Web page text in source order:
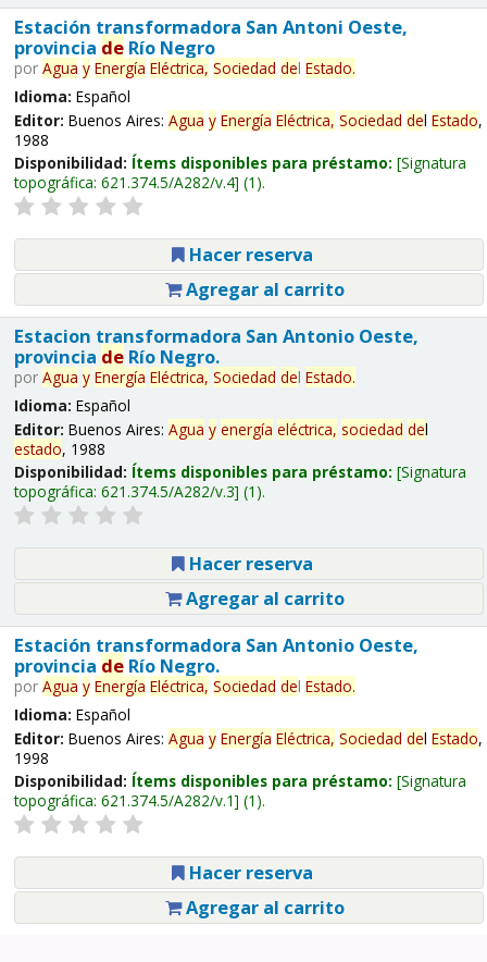
Estación transformadora San Antoni Oeste,
provincia deRío Negro
por Agua y Energía Eléctrica, Sociedad del Estado.
Idioma: Español
Editor: Buenos Aires: Agua y Energía Eléctrica, Sociedad del Estado,
1988
Disponibilidad: Ítems disponibles para préstamo: Signatura
topográfica: 621.374.5/A282/v.4 (1).
Hacer reserva
Agregar al carrito
Estacion transformadora San Antonio Oeste,
provincia deRío Negro.
por Agua y Energía Eléctrica, Sociedad del Estado.
Idioma: Español
Editor: Buenos Aires: Agua y energía eléctrica, sociedad del
estado, 1988
Disponibilidad: Ítems disponibles para préstamo: Signatura
topográfica: 621.374.5/A282/v.3 (1).
Hacer reserva
Agregar al carrito
Estación transformadora San Antonio Oeste,
provincia deRío Negro.
por Agua y Energía Eléctrica, Sociedad del Estado.
Idioma: Español
Editor: Buenos Aires: Agua y Energía Eléctrica, Sociedad del Estado,
1998
Disponibilidad: Ítems disponibles para préstamo: Signatura
topográfica: 621.374.5/A282/v.1 (1).
Hacer reserva
Agregar al carrito